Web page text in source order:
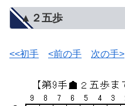
▲２五歩
<<初手 <前の手 次の手>